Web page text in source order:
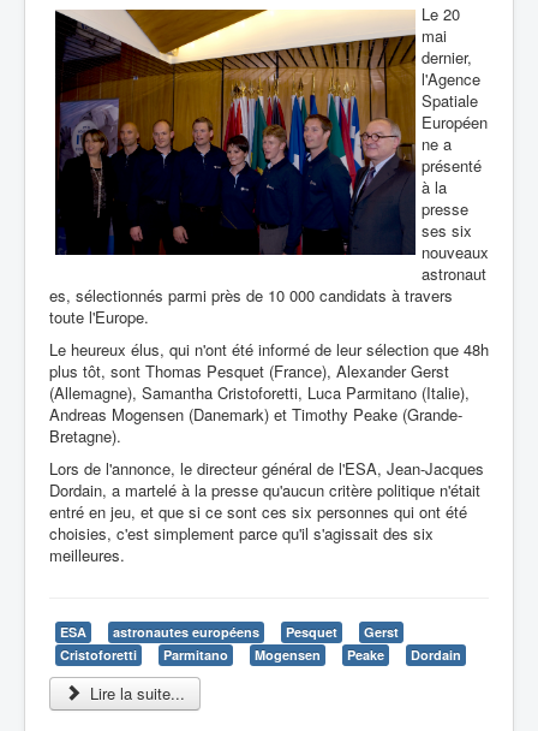
Le 20
mai
dernier,
l'Agence
Spatiale
Européen
ne a
présenté
à la
presse
ses six
nouveaux
astronaut
es, sélectionnés parmi près de 10 000 candidats à travers
toute l'Europe.
Le heureux élus, qui n'ont été informé de leur sélection que 48h
plus tôt, sont Thomas Pesquet (France), Alexander Gerst
(Allemagne), Samantha Cristoforetti, Luca Parmitano (Italie),
Andreas Mogensen (Danemark) et Timothy Peake (Grande-
Bretagne).
Lors de l'annonce, le directeur général de l'ESA, Jean-Jacques
Dordain, a martelé à la presse qu'aucun critère politique n'était
entré en jeu, et que si ce sont ces six personnes qui ont été
choisies, c'est simplement parce qu'il s'agissait des six
meilleures.
ESA astronautes européens Pesquet
Gerst
Cristoforetti
Parmitano Mogensen Peake Dordain
Lire la suite...